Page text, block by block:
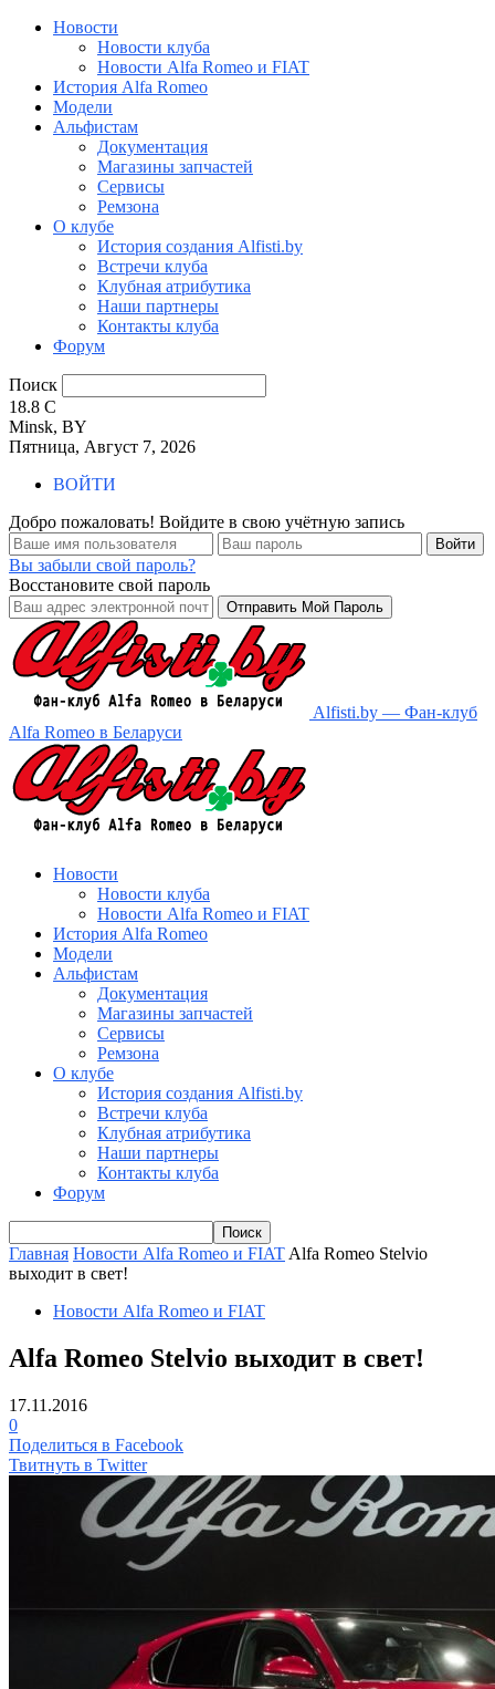
Новости
Новости клуба
Новости Alfa Romeo и FIAT
История Alfa Romeo
Модели
Альфистам
Документация
Магазины запчастей
Сервисы
Ремзона
О клубе
История создания Alfisti.by
Встречи клуба
Клубная атрибутика
Наши партнеры
Контакты клуба
Форум
Поиск
18.8 C
Minsk, BY
Пятница, Август 7, 2026
ВОЙТИ
Добро пожаловать! Войдите в свою учётную запись
Вы забыли свой пароль?
Восстановите свой пароль
Alfisti.by — Фан-клуб
Alfa Romeo в Беларуси
Новости
Новости клуба
Новости Alfa Romeo и FIAT
История Alfa Romeo
Модели
Альфистам
Документация
Магазины запчастей
Сервисы
Ремзона
О клубе
История создания Alfisti.by
Встречи клуба
Клубная атрибутика
Наши партнеры
Контакты клуба
Форум
Главная Новости Alfa Romeo и FIAT Alfa Romeo Stelvio
выходит в свет!
Новости Alfa Romeo и FIAT
Alfa Romeo Stelvio выходит в свет!
17.11.2016
0
Поделиться в Facebook
Твитнуть в Twitter